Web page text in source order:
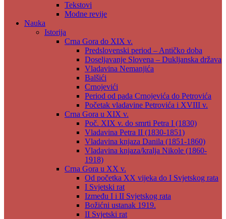
Tekstovi
Modne revije
Nauka
Istorija
Crna Gora do XIX v.
Predslovenski period – Antičko doba
Doseljavanje Slovena – Dukljanska država
Vladavina Nemanjića
Balšići
Crnojevići
Period od pada Crnojevića do Petrovića
Početak vladavine Petrovića i XVIII v.
Crna Gora u XIX v.
Poč. XIX v. do smrti Petra I (1830)
Vladavina Petra II (1830-1851)
Vladavina knjaza Danila (1851-1860)
Vladavina knjaza/kralja Nikole (1860-
1918)
Crna Gora u XX v.
Od početka XX vijeka do I Svjetskog rata
I Svjetski rat
Između I i II Svjetskog rata
Božićni ustanak 1919.
II Svjetski rat